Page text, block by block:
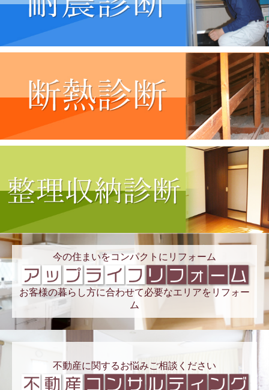
今の住まいをコンパクトにリフォーム
お客様の暮らし方に合わせて必要なエリアをリフォー
ム
不動産に関するお悩みご相談ください